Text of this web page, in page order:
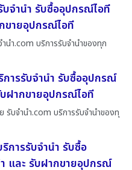
บจำนำ รับซื้ออุปกรณ์ไอที
ขายอุปกรณ์ไอที
นํา.com บริการรับจำนำของทุก
ารรับจำนำ รับซื้ออุปกรณ์
ฝากขายอุปกรณ์ไอที
รับจํานํา.com บริการรับจำนำของทุ
การรับจำนำ รับซื้อ
และ รับฝากขายอุปกรณ์